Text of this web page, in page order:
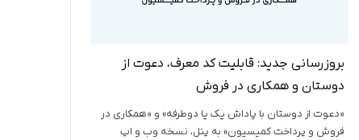
بروزرسانی جدید: قابلیت کد معرف، دعوت از
دوستان و همکاری در فروش
«دعوت از دوستان با پاداش یک یا دوطرفه» و «همکاری در
فروش و پرداخت کمیسیون» به پنل، نسخه وب و اپ